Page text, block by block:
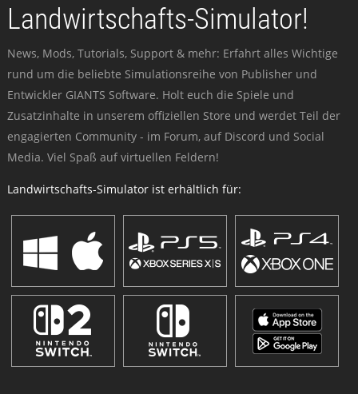
Landwirtschafts-Simulator!
News, Mods, Tutorials, Support & mehr: Erfahrt alles Wichtige
rund um die beliebte Simulationsreihe von Publisher und
Entwickler GIANTS Software. Holt euch die Spiele und
Zusatzinhalte in unserem offiziellen Store und werdet Teil der
engagierten Community - im Forum, auf Discord und Social
Media. Viel Spaß auf virtuellen Feldern!
Landwirtschafts-Simulator ist erhältlich für: